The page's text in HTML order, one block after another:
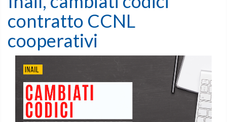
contratto CCNL
cooperativi